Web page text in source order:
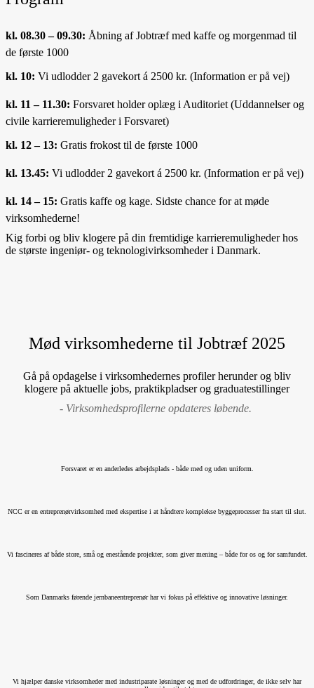
kl. 08.30 – 09.30: Åbning af Jobtræf med kaffe og morgenmad til
de første 1000
kl. 10: Vi udlodder 2 gavekort á 2500 kr. (Information er på vej)
kl. 11 – 11.30: Forsvaret holder oplæg i Auditoriet (Uddannelser og
civile karrieremuligheder i Forsvaret)
kl. 12 – 13: Gratis frokost til de første 1000
kl. 13.45: Vi udlodder 2 gavekort á 2500 kr. (Information er på vej)
kl. 14 – 15: Gratis kaffe og kage. Sidste chance for at møde
virksomhederne!
Kig forbi og bliv klogere på din fremtidige karrieremuligheder hos
de største ingeniør- og teknologivirksomheder i Danmark.
Mød virksomhederne til Jobtræf 2025
Gå på opdagelse i virksomhedernes profiler herunder og bliv
klogere på aktuelle jobs, praktikpladser og graduatestillinger
- Virksomhedsprofilerne opdateres løbende.
Forsvaret er en anderledes arbejdsplads - både med og uden uniform.
NCC er en entreprenørvirksomhed med ekspertise i at håndtere komplekse byggeprocesser fra start til slut.
Vi fascineres af både store, små og enestående projekter, som giver mening – både for os og for samfundet.
Som Danmarks førende jernbaneentreprenør har vi fokus på effektive og innovative løsninger.
Vi hjælper danske virksomheder med industriparate løsninger og med de udfordringer, de ikke selv har